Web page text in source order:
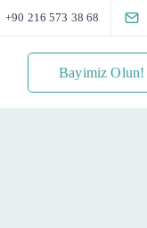
+90 216 573 38 68
Bayimiz Olun!